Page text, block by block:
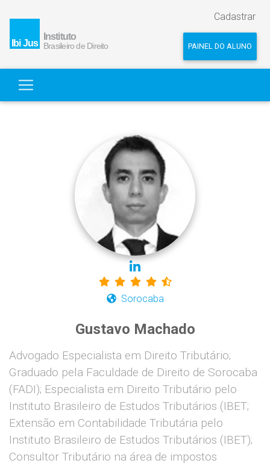
Cadastrar
PAINEL DO ALUNO
Sorocaba
Gustavo Machado
Advogado Especialista em Direito Tributário;
Graduado pela Faculdade de Direito de Sorocaba
(FADI); Especialista em Direito Tributário pelo
Instituto Brasileiro de Estudos Tributários (IBET;
Extensão em Contabilidade Tributária pelo
Instituto Brasileiro de Estudos Tributários (IBET);
Consultor Tributário na área de impostos